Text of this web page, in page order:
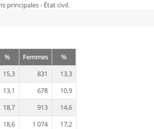
principales - État civil.
% Femmes
%
15,3 831
13,3
13,1 678
10,9
18,7 913
14,6
18,6 1 074
17,2